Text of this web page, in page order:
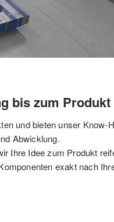
bis zum Produkt
und bieten unser Know-
Abwicklung.
Ihre Idee zum Produkt
exakt nach